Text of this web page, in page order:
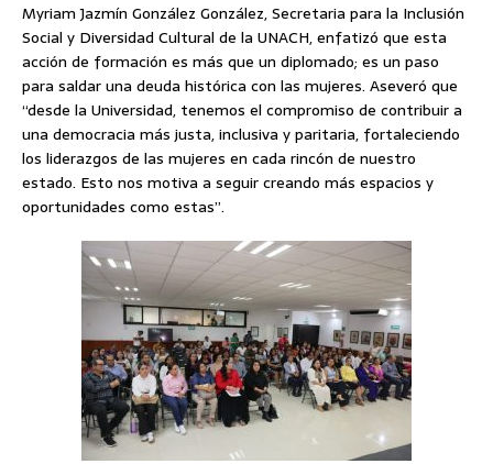
Myriam Jazmín González González, Secretaria para la Inclusión
Social y Diversidad Cultural de la UNACH, enfatizó que esta
acción de formación es más que un diplomado; es un paso
para saldar una deuda histórica con las mujeres. Aseveró que
“desde la Universidad, tenemos el compromiso de contribuir a
una democracia más justa, inclusiva y paritaria, fortaleciendo
los liderazgos de las mujeres en cada rincón de nuestro
estado. Esto nos motiva a seguir creando más espacios y
oportunidades como estas”.